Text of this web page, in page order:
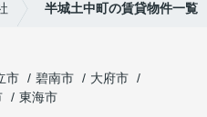
半城土中町の賃貸物件一覧
市 碧南市
大府市
東海市